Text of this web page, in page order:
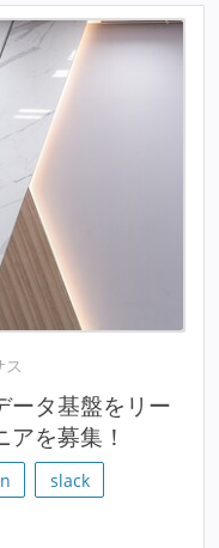
ス
ータ基盤をリー
を募集！
slack